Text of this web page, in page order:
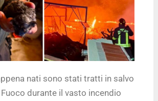
nati sono stati tratti in salvo
durante il vasto incendio